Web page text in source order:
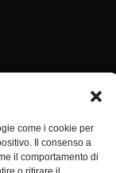
come i cookie per
Il consenso a
il comportamento di